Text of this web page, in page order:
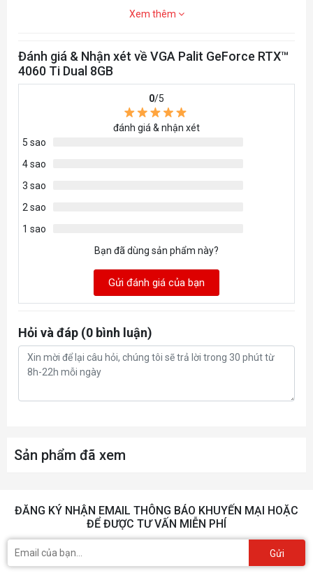
Maximum Digital Resolution 7680x4320
Board Size
Recommended System Power 650W
Supplementary Power
Connectors
Xem thêm
Đánh giá & Nhận xét về VGA Palit GeForce RTX™
4060 Ti Dual 8GB
0/5
đánh giá & nhận xét
5 sao
4 sao
3 sao
2 sao
1 sao
Bạn đã dùng sản phẩm này?
Gửi đánh giá của bạn
Hỏi và đáp (0 bình luận)
Sản phẩm đã xem
ĐĂNG KÝ NHẬN EMAIL THÔNG BÁO KHUYẾN MẠI HOẶC
ĐỂ ĐƯỢC TƯ VẤN MIỄN PHÍ
Gửi